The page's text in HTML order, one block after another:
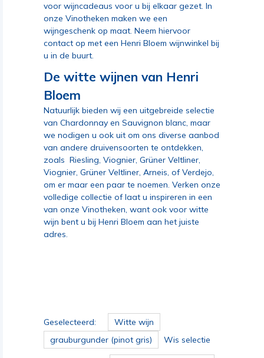
voor wijncadeaus voor u bij elkaar gezet. In
onze Vinotheken maken we een
wijngeschenk op maat. Neem hiervoor
contact op met een Henri Bloem wijnwinkel bij
u in de buurt.
De witte wijnen van Henri
Bloem
Natuurlijk bieden wij een uitgebreide selectie
van Chardonnay en Sauvignon blanc, maar
we nodigen u ook uit om ons diverse aanbod
van andere druivensoorten te ontdekken,
zoals Riesling, Viognier, Grüner Veltliner,
Viognier, Grüner Veltliner, Arneis, of Verdejo,
om er maar een paar te noemen. Verken onze
volledige collectie of laat u inspireren in een
van onze Vinotheken, want ook voor witte
wijn bent u bij Henri Bloem aan het juiste
adres.
Geselecteerd:
Witte wijn
grauburgunder (pinot gris)
Wis selectie